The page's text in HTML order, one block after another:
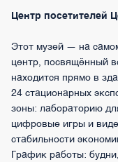
Центр посетителей
Этот музей — на
центр, посвящённый
находится прямо в
24 стационарных
зоны: лабораторию
цифровые игры и
стабильности
График работы: